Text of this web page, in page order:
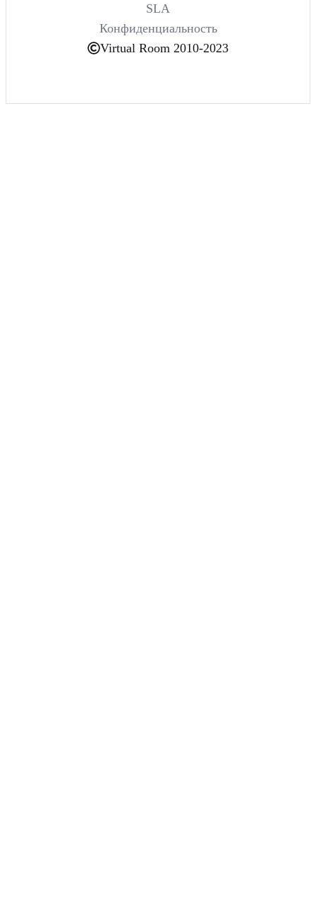
Virtual Room 2010-2023
SLA
Конфиденциальность